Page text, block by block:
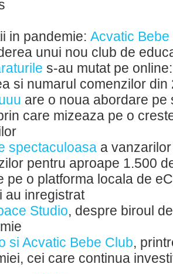
in pandemie: Acvatic Bebe
unui nou club de
s-au mutat pe
si numarul comenzilor din
are o noua abordare pe
care mizeaza pe o
spectaculoasa a
pentru aproape 1.500
pe o platforma locala de
au inregistrat
Studio, despre biroul
si Acvatic Bebe Club,
cei care continua